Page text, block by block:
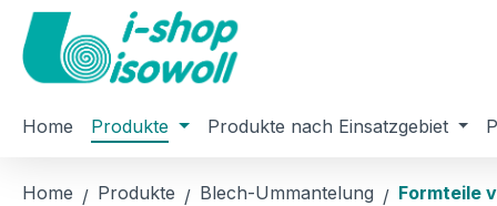
Hauptinhalt springen
Zur Suche springen
Zur Hauptnavigation springen
Home Produkte Produkte nach Einsatzgebiet
Home Produkte Blech-Ummantelung Formteile